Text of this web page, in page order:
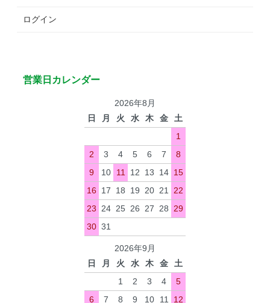
ログイン
営業日カレンダー
2026年8月
日
月 火 水 木 金
土
1
2
3 4 5 6 7
8
9
10 11 12 13 14 15
16 17 18 19 20 21
22
23
24 25 26 27 28
29
30 31
2026年9月
日
月 火 水 木 金
土
1
2 3 4
5
6
7 8 9 10 11 12